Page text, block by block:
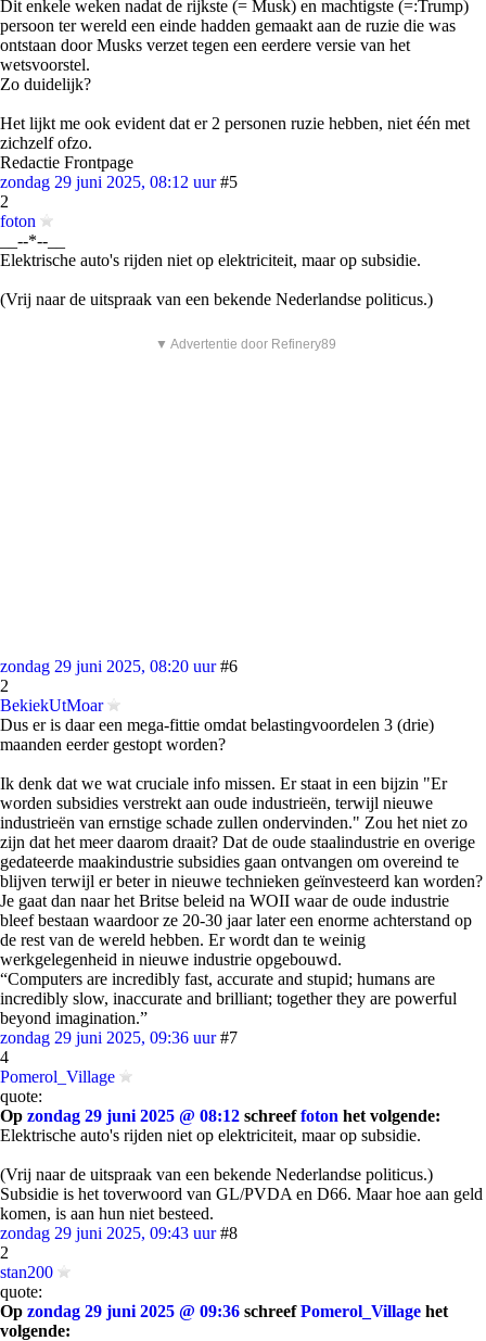
Dit enkele weken nadat de rijkste (= Musk) en machtigste (=:Trump)
persoon ter wereld een einde hadden gemaakt aan de ruzie die was
ontstaan door Musks verzet tegen een eerdere versie van het
wetsvoorstel.
Zo duidelijk?
Het lijkt me ook evident dat er 2 personen ruzie hebben, niet één met
zichzelf ofzo.
Redactie Frontpage
zondag 29 juni 2025, 08:12 uur #5
2
foton
__--*--__
Elektrische auto's rijden niet op elektriciteit, maar op subsidie.
(Vrij naar de uitspraak van een bekende Nederlandse politicus.)
▼ Advertentie door Refinery89
zondag 29 juni 2025, 08:20 uur #6
2
BekiekUtMoar
Dus er is daar een mega-fittie omdat belastingvoordelen 3 (drie)
maanden eerder gestopt worden?
Ik denk dat we wat cruciale info missen. Er staat in een bijzin "Er
worden subsidies verstrekt aan oude industrieën, terwijl nieuwe
industrieën van ernstige schade zullen ondervinden." Zou het niet zo
zijn dat het meer daarom draait? Dat de oude staalindustrie en overige
gedateerde maakindustrie subsidies gaan ontvangen om overeind te
blijven terwijl er beter in nieuwe technieken geïnvesteerd kan worden?
Je gaat dan naar het Britse beleid na WOII waar de oude industrie
bleef bestaan waardoor ze 20-30 jaar later een enorme achterstand op
de rest van de wereld hebben. Er wordt dan te weinig
werkgelegenheid in nieuwe industrie opgebouwd.
“Computers are incredibly fast, accurate and stupid; humans are
incredibly slow, inaccurate and brilliant; together they are powerful
beyond imagination.”
zondag 29 juni 2025, 09:36 uur #7
4
Pomerol_Village
quote:
Op zondag 29 juni 2025 @ 08:12 schreeffoton het volgende:
Elektrische auto's rijden niet op elektriciteit, maar op subsidie.
(Vrij naar de uitspraak van een bekende Nederlandse politicus.)
Subsidie is het toverwoord van GL/PVDA en D66. Maar hoe aan geld
komen, is aan hun niet besteed.
zondag 29 juni 2025, 09:43 uur #8
2
stan200
quote:
Op zondag 29 juni 2025 @ 09:36 schreefPomerol_Village het
volgende: